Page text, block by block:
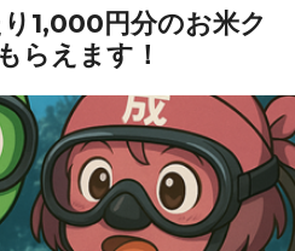
り1,000円分のお米ク
らえます！